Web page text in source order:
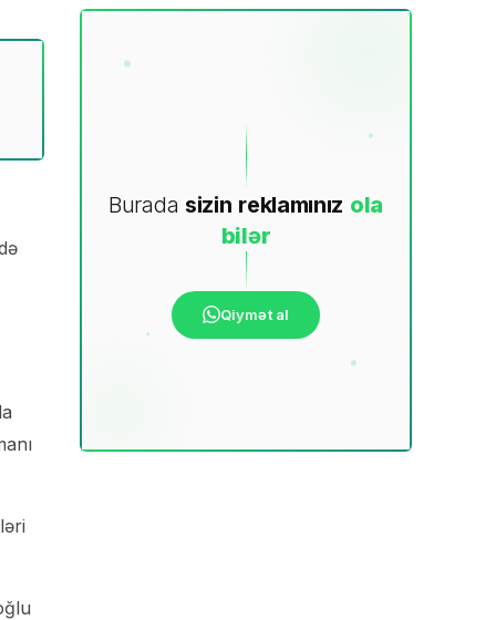
Burada sizin reklamınız ola
bilər
Qiymət al